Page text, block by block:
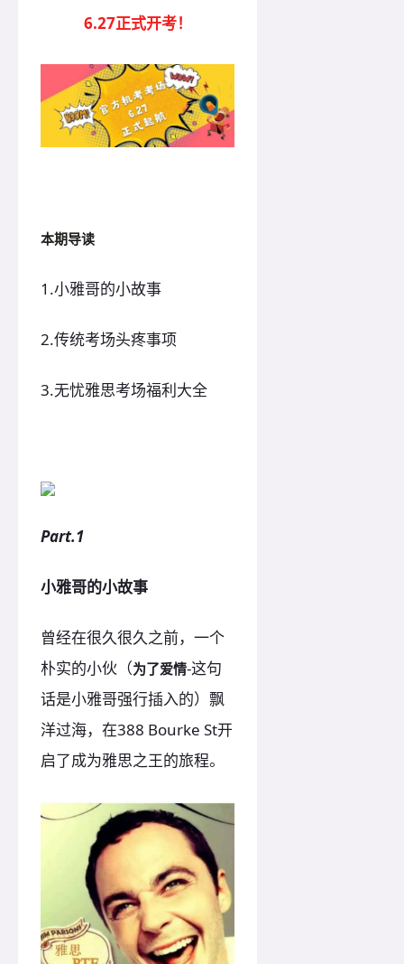
6.27正式开考！
本期导读
1.小雅哥的小故事
2.传统考场头疼事项
3.无忧雅思考场福利大全
Part.1
小雅哥的小故事
曾经在很久很久之前，一个
朴实的小伙（为了爱情-这句
话是小雅哥强行插入的）飘
洋过海，在388 Bourke St开
启了成为雅思之王的旅程。